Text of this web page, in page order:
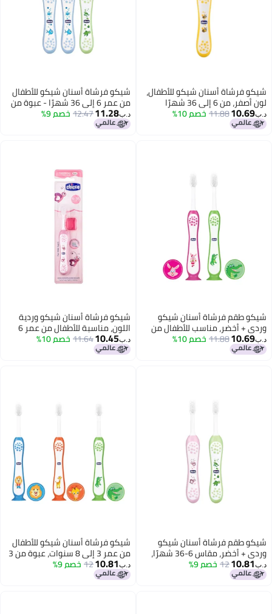
شيكو فرشاة أسنان شيكو للأطفال
من عمر 6 إلى 36 شهرًا - عبوة من
3 قطع - أزرق وأخضر، يدوية، للأطفال
د.ب‏11.28
12.47
شيكو
من
شيكو فرشاة أسنان شيكو وردية
اللون، مناسبة للأطفال من عمر 6
إلى 36 شهرًا
د.ب‏10.45
11.64
شيكو
وردي + أخضر، مقاس 6-36 شهرًا،
شيكو فرشاة أسنان شيكو للأطفال
من عمر 3 إلى 8 سنوات، عبوة من 3
قطع - أزرق، برتقالي، وأخضر
د.ب‏10.81 خصم 9%